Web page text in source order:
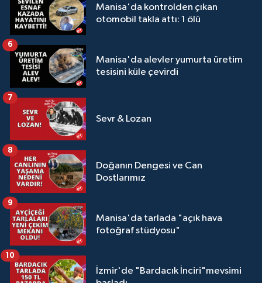
Manisa'da kontrolden çıkan
otomobil takla attı: 1 ölü
Manisa'da alevler yumurta üretim
tesisini küle çevirdi
6
Sevr & Lozan
7
Doğanın Dengesi ve Can
Dostlarımız
8
Manisa'da tarlada "açık hava
fotoğraf stüdyosu"
9
İzmir'de "Bardacık İnciri"mevsimi
10